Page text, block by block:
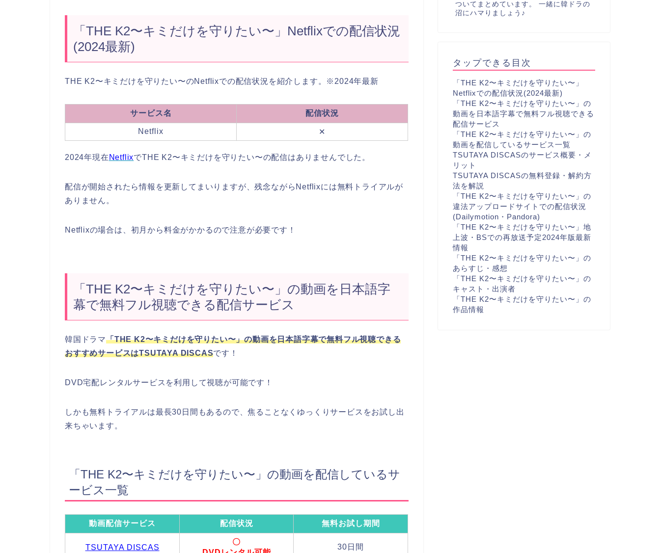
「THE K2〜キミだけを守りたい〜」Netflixでの配信状況
(2024最新)
THE K2〜キミだけを守りたい〜のNetflixでの配信状況を紹介します。※2024年最新
サービス名 配信状況
Netflix ✕
2024年現在 NetflixでTHE K2〜キミだけを守りたい〜の配信はありませんでした。
配信が開始されたら情報を更新してまいりますが、残念ながらNetflixには無料トライアルが
ありません。
Netflixの場合は、初月から料金がかかるので注意が必要です！
「THE K2〜キミだけを守りたい〜」の動画を日本語字
幕で無料フル視聴できる配信サービス
韓国ドラマ「THE K2〜キミだけを守りたい〜」の動画を日本語字幕で無料フル視聴できる
おすすめサービスはTSUTAYA DISCASです！
DVD宅配レンタルサービスを利用して視聴が可能です！
しかも無料トライアルは最長30日間もあるので、焦ることなくゆっくりサービスをお試し出
来ちゃいます。
「THE K2〜キミだけを守りたい〜」の動画を配信しているサ
ービス一覧
動画配信サービス 配信状況 無料お試し期間
TSUTAYA DISCAS
〇
30日間
ついてまとめています。 一緒に韓ドラの
沼にハマりましょう♪
タップできる目次
「THE K2〜キミだけを守りたい〜」
Netflixでの配信状況(2024最新)
「THE K2〜キミだけを守りたい〜」の
動画を日本語字幕で無料フル視聴できる
配信サービス
「THE K2〜キミだけを守りたい〜」の
動画を配信しているサービス一覧
TSUTAYA DISCASのサービス概要・メ
リット
TSUTAYA DISCASの無料登録・解約方
法を解説
「THE K2〜キミだけを守りたい〜」の
違法アップロードサイトでの配信状況
(Dailymotion・Pandora)
「THE K2〜キミだけを守りたい〜」地
上波・BSでの再放送予定2024年版最新
情報
「THE K2〜キミだけを守りたい〜」の
あらすじ・感想
「THE K2〜キミだけを守りたい〜」の
キャスト・出演者
「THE K2〜キミだけを守りたい〜」の
作品情報